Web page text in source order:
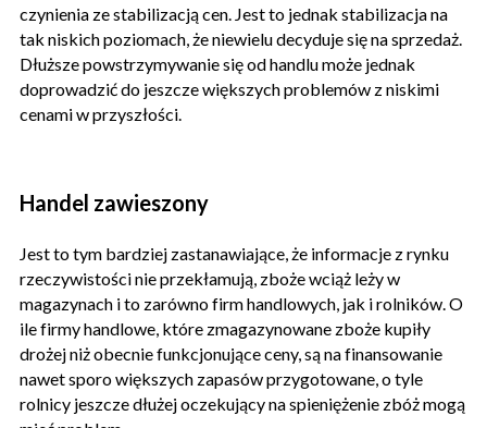
czynienia ze stabilizacją cen. Jest to jednak stabilizacja na
tak niskich poziomach, że niewielu decyduje się na sprzedaż.
Dłuższe powstrzymywanie się od handlu może jednak
doprowadzić do jeszcze większych problemów z niskimi
cenami w przyszłości.
Handel zawieszony
Jest to tym bardziej zastanawiające, że informacje z rynku
rzeczywistości nie przekłamują, zboże wciąż leży w
magazynach i to zarówno firm handlowych, jak i rolników. O
ile firmy handlowe, które zmagazynowane zboże kupiły
drożej niż obecnie funkcjonujące ceny, są na finansowanie
nawet sporo większych zapasów przygotowane, o tyle
rolnicy jeszcze dłużej oczekujący na spieniężenie zbóż mogą